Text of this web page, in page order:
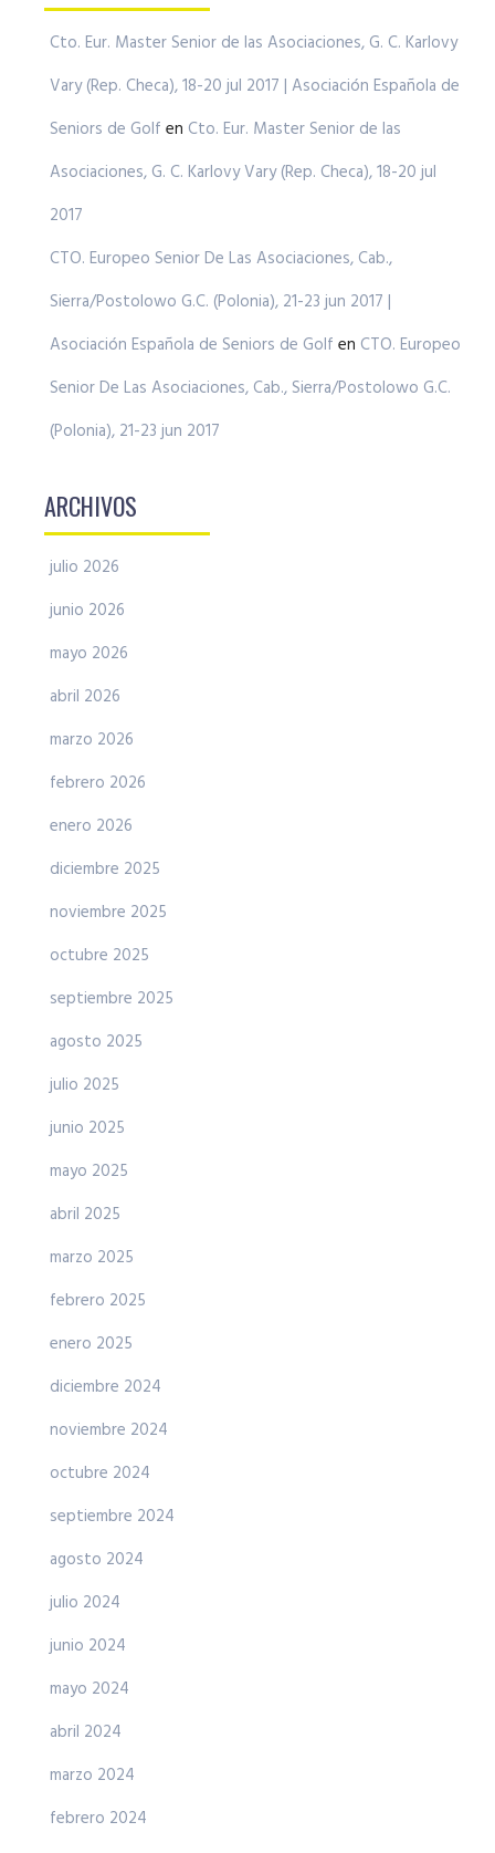
Cto. Eur. Master Senior de las Asociaciones, G. C. Karlovy
Vary (Rep. Checa), 18-20 jul 2017 | Asociación Española de
Seniors de Golf en Cto. Eur. Master Senior de las
Asociaciones, G. C. Karlovy Vary (Rep. Checa), 18-20 jul
2017
CTO. Europeo Senior De Las Asociaciones, Cab.,
Sierra/Postolowo G.C. (Polonia), 21-23 jun 2017 |
Asociación Española de Seniors de Golf en CTO. Europeo
Senior De Las Asociaciones, Cab., Sierra/Postolowo G.C.
(Polonia), 21-23 jun 2017
ARCHIVOS
julio 2026
junio 2026
mayo 2026
abril 2026
marzo 2026
febrero 2026
enero 2026
diciembre 2025
noviembre 2025
octubre 2025
septiembre 2025
agosto 2025
julio 2025
junio 2025
mayo 2025
abril 2025
marzo 2025
febrero 2025
enero 2025
diciembre 2024
noviembre 2024
octubre 2024
septiembre 2024
agosto 2024
julio 2024
junio 2024
mayo 2024
abril 2024
marzo 2024
febrero 2024